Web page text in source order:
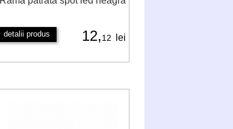
detalii produs 12,12 lei